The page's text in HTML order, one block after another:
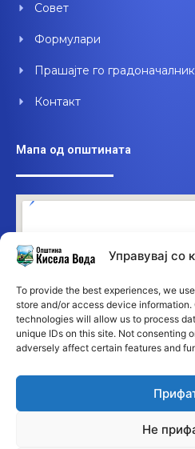
Управувај со
To provide the best experiences, we
store and/or access device
technologies will allow us to process
unique IDs on this site. Not consenting
adversely affect certain features and
Не
Совет
Формулари
Прашајте го
Контакт
Мапа од општината